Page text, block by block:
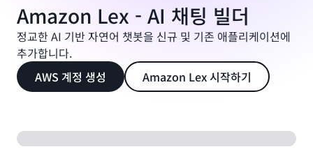
Amazon Lex - AI 채팅 빌더
정교한 AI 기반 자연어 챗봇을 신규 및 기존 애플리케이션에
추가합니다.
AWS 계정 생성
Amazon Lex 시작하기